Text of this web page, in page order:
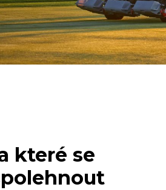
které se